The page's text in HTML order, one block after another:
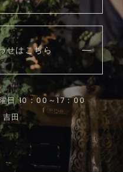
せはこちら
日 10：00～17：00
吉田